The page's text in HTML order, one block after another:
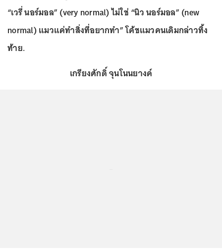
“เวรี่ นอร์มอล” (very normal) ไม่ใช่ “นิว นอร์มอล” (new
normal) แมวแค่ทำสิ่งที่อยากทำ” โค้ชแมวคนเดิมกล่าวทิ้ง
ท้าย.
เกรียงศักดิ์ จุนโนนยางค์